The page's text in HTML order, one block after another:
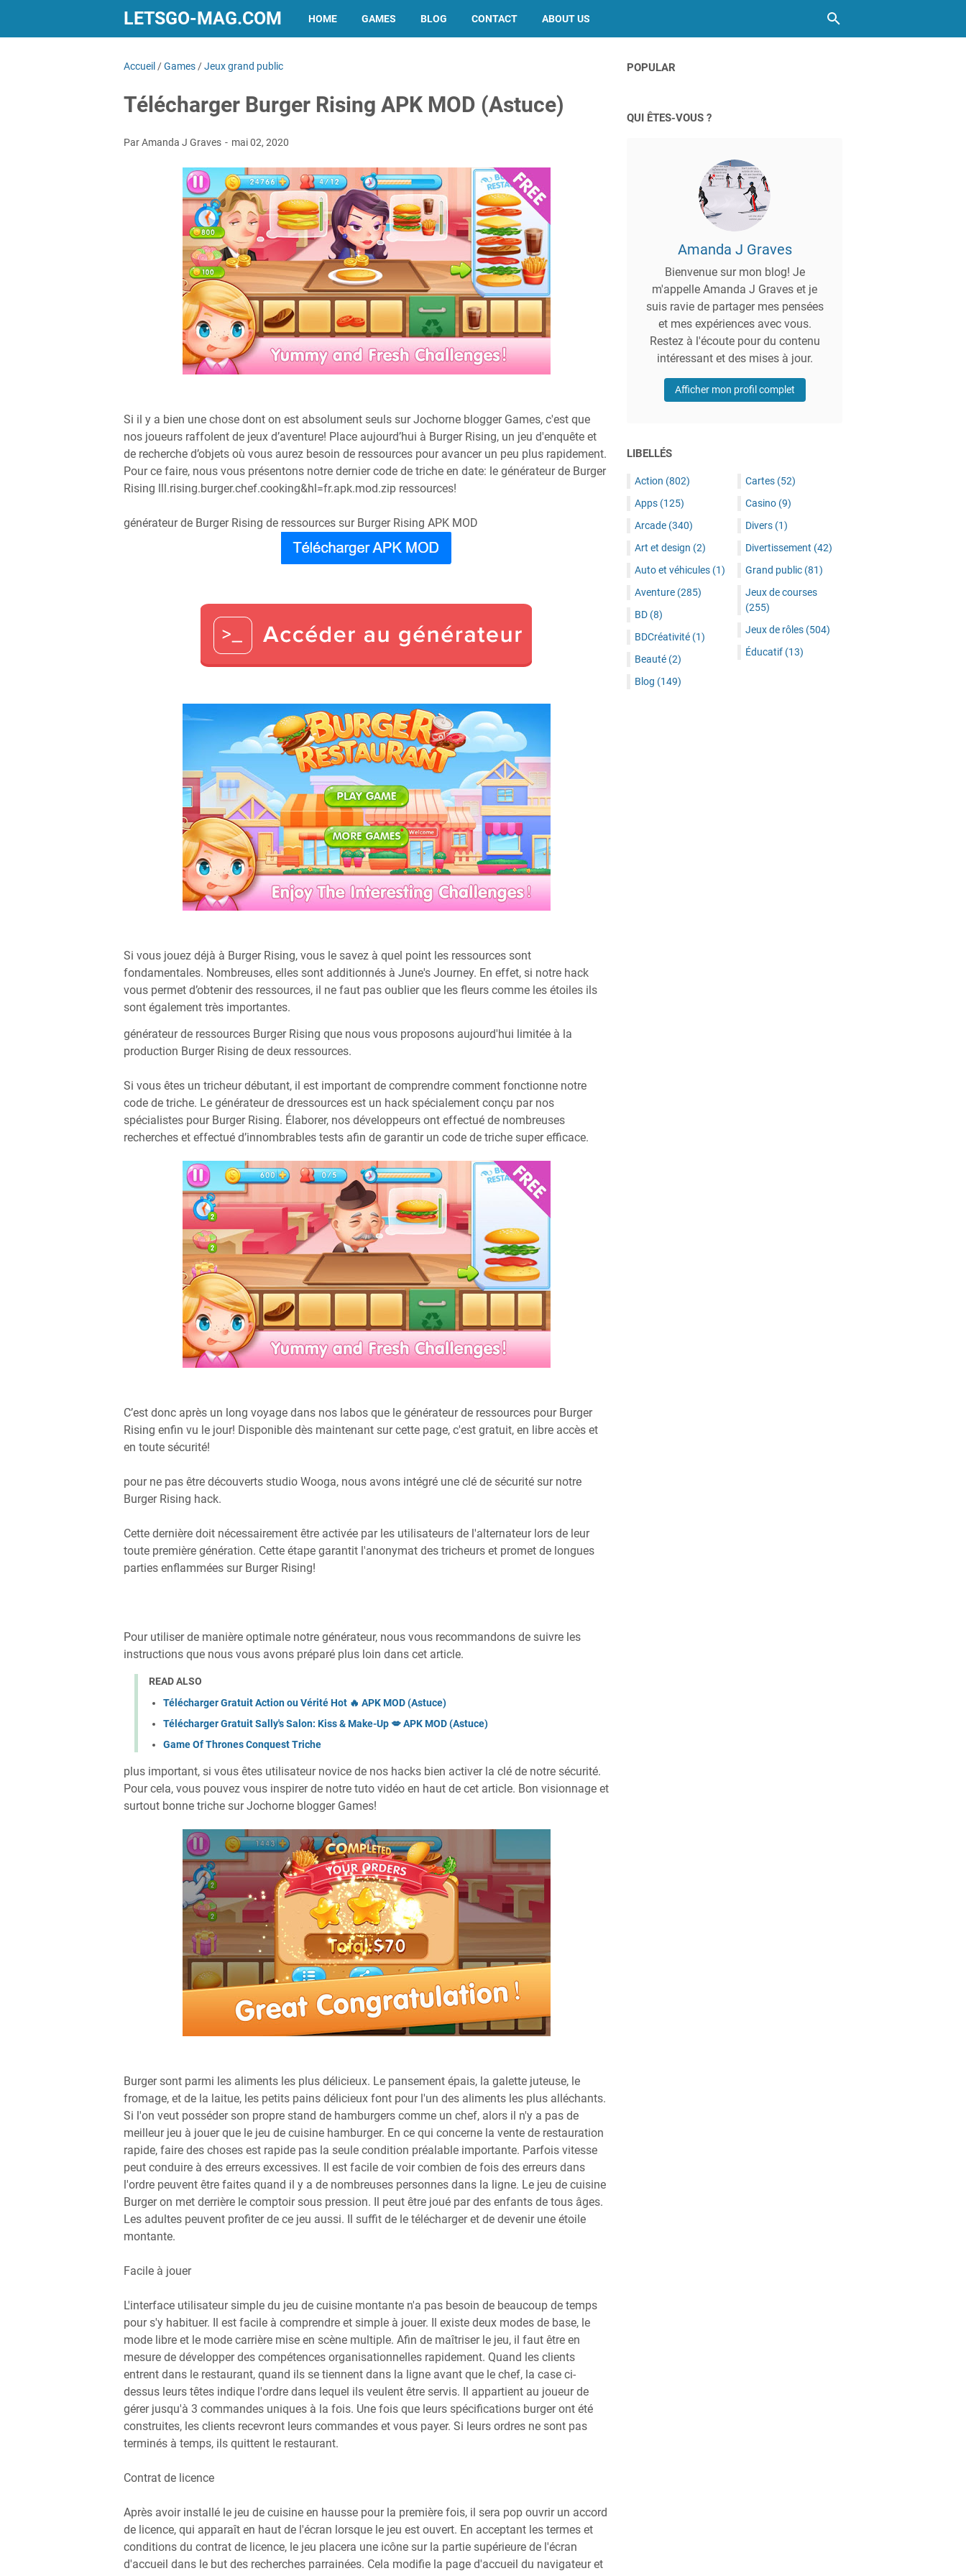
LETSGO-MAG.COM HOME GAMES BLOG CONTACT ABOUT US
Accueil /Games /Jeux grand public
Télécharger Burger Rising APK MOD (Astuce)
Par Amanda J Graves mai 02, 2020
Si il y a bien une chose dont on est absolument seuls sur Jochorne blogger Games, c'est que
nos joueurs raffolent de jeux d’aventure! Place aujourd’hui à Burger Rising, un jeu d'enquête et
de recherche d’objets où vous aurez besoin de ressources pour avancer un peu plus rapidement.
Pour ce faire, nous vous présentons notre dernier code de triche en date: le générateur de Burger
Rising lll.rising.burger.chef.cooking&hl=fr.apk.mod.zip ressources!
générateur de Burger Rising de ressources sur Burger Rising APK MOD
Si vous jouez déjà à Burger Rising, vous le savez à quel point les ressources sont
fondamentales. Nombreuses, elles sont additionnés à June's Journey. En effet, si notre hack
vous permet d’obtenir des ressources, il ne faut pas oublier que les fleurs comme les étoiles ils
sont également très importantes.
générateur de ressources Burger Rising que nous vous proposons aujourd'hui limitée à la
production Burger Rising de deux ressources.
Si vous êtes un tricheur débutant, il est important de comprendre comment fonctionne notre
code de triche. Le générateur de dressources est un hack spécialement conçu par nos
spécialistes pour Burger Rising. Élaborer, nos développeurs ont effectué de nombreuses
recherches et effectué d’innombrables tests afin de garantir un code de triche super efficace.
C’est donc après un long voyage dans nos labos que le générateur de ressources pour Burger
Rising enfin vu le jour! Disponible dès maintenant sur cette page, c'est gratuit, en libre accès et
en toute sécurité!
pour ne pas être découverts studio Wooga, nous avons intégré une clé de sécurité sur notre
Burger Rising hack.
Cette dernière doit nécessairement être activée par les utilisateurs de l'alternateur lors de leur
toute première génération. Cette étape garantit l'anonymat des tricheurs et promet de longues
parties enflammées sur Burger Rising!
Pour utiliser de manière optimale notre générateur, nous vous recommandons de suivre les
instructions que nous vous avons préparé plus loin dans cet article.
READ ALSO
Télécharger Gratuit Action ou Vérité Hot 🔥 APK MOD (Astuce)
Télécharger Gratuit Sally's Salon: Kiss & Make-Up 💋 APK MOD (Astuce)
Game Of Thrones Conquest Triche
plus important, si vous êtes utilisateur novice de nos hacks bien activer la clé de notre sécurité.
Pour cela, vous pouvez vous inspirer de notre tuto vidéo en haut de cet article. Bon visionnage et
surtout bonne triche sur Jochorne blogger Games!
Burger sont parmi les aliments les plus délicieux. Le pansement épais, la galette juteuse, le
fromage, et de la laitue, les petits pains délicieux font pour l'un des aliments les plus alléchants.
Si l'on veut posséder son propre stand de hamburgers comme un chef, alors il n'y a pas de
meilleur jeu à jouer que le jeu de cuisine hamburger. En ce qui concerne la vente de restauration
rapide, faire des choses est rapide pas la seule condition préalable importante. Parfois vitesse
peut conduire à des erreurs excessives. Il est facile de voir combien de fois des erreurs dans
l'ordre peuvent être faites quand il y a de nombreuses personnes dans la ligne. Le jeu de cuisine
Burger on met derrière le comptoir sous pression. Il peut être joué par des enfants de tous âges.
Les adultes peuvent profiter de ce jeu aussi. Il suffit de le télécharger et de devenir une étoile
montante.
Facile à jouer
L'interface utilisateur simple du jeu de cuisine montante n'a pas besoin de beaucoup de temps
pour s'y habituer. Il est facile à comprendre et simple à jouer. Il existe deux modes de base, le
mode libre et le mode carrière mise en scène multiple. Afin de maîtriser le jeu, il faut être en
mesure de développer des compétences organisationnelles rapidement. Quand les clients
entrent dans le restaurant, quand ils se tiennent dans la ligne avant que le chef, la case ci-
dessus leurs têtes indique l'ordre dans lequel ils veulent être servis. Il appartient au joueur de
gérer jusqu'à 3 commandes uniques à la fois. Une fois que leurs spécifications burger ont été
construites, les clients recevront leurs commandes et vous payer. Si leurs ordres ne sont pas
terminés à temps, ils quittent le restaurant.
Contrat de licence
Après avoir installé le jeu de cuisine en hausse pour la première fois, il sera pop ouvrir un accord
de licence, qui apparaît en haut de l'écran lorsque le jeu est ouvert. En acceptant les termes et
conditions du contrat de licence, le jeu placera une icône sur la partie supérieure de l'écran
d'accueil dans le but des recherches parrainées. Cela modifie la page d'accueil du navigateur et
POPULAR
QUI ÊTES-VOUS ?
Amanda J Graves
Bienvenue sur mon blog! Je
m'appelle Amanda J Graves et je
suis ravie de partager mes pensées
et mes expériences avec vous.
Restez à l'écoute pour du contenu
intéressant et des mises à jour.
Afficher mon profil complet
LIBELLÉS
Action (802)
Apps (125)
Arcade (340)
Art et design (2)
Auto et véhicules (1)
Aventure (285)
BD (8)
BDCréativité (1)
Beauté (2)
Blog (149)
Cartes (52)
Casino (9)
Divers (1)
Divertissement (42)
Grand public (81)
Jeux de courses
(255)
Jeux de rôles (504)
Éducatif (13)